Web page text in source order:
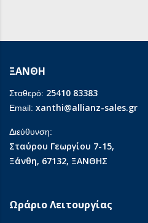
ΞΑΝΘΗ
Σταθερό: 25410 83383
Email: xanthi@allianz-sales.gr
Διεύθυνση:
Σταύρου Γεωργίου 7-15,
Ξάνθη, 67132, ΞΑΝΘΗΣ
Ωράριο Λειτουργίας